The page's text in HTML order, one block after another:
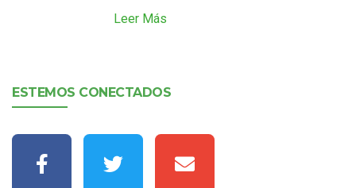
Leer Más
ESTEMOS CONECTADOS